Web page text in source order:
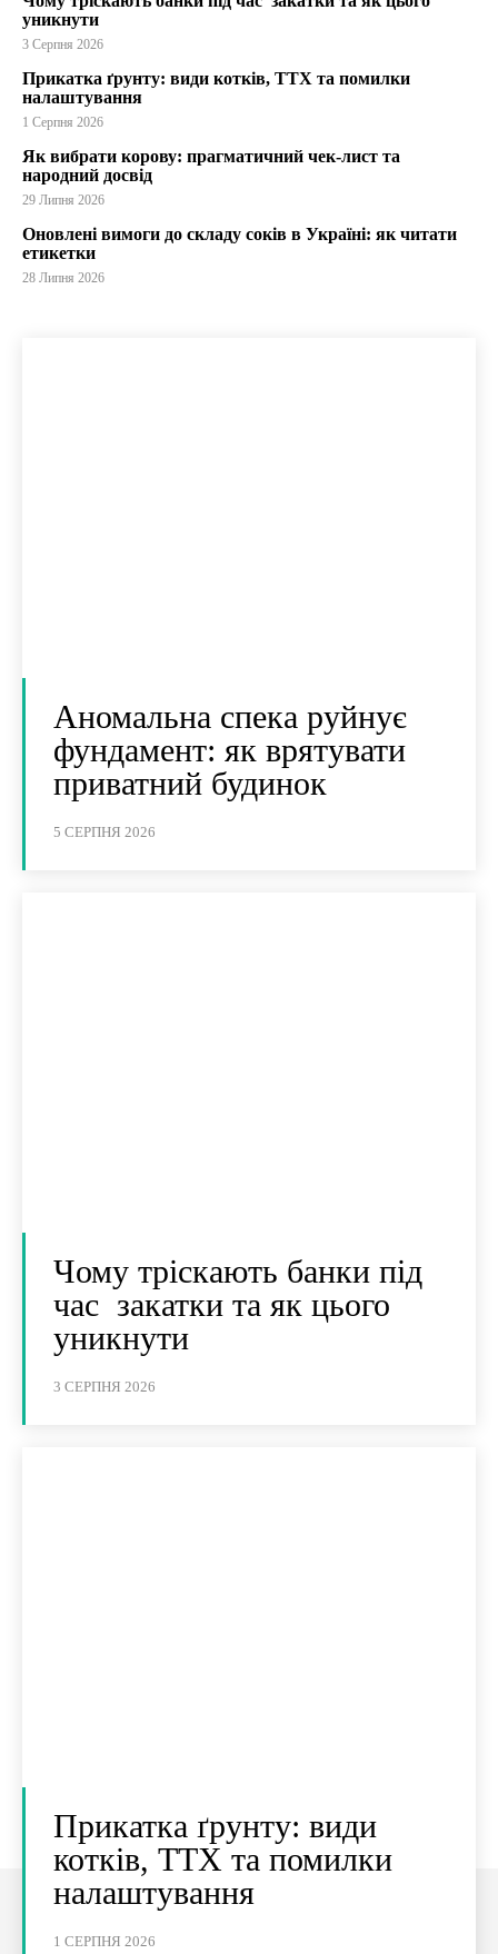
уникнути
3 Серпня 2026
Прикатка ґрунту: види котків, ТТХ та помилки
налаштування
1 Серпня 2026
Як вибрати корову: прагматичний чек-лист та
народний досвід
29 Липня 2026
Оновлені вимоги до складу соків в Україні: як читати
етикетки
28 Липня 2026
Аномальна спека руйнує
фундамент: як врятувати
приватний будинок
5 СЕРПНЯ 2026
Чому тріскають банки під
час закатки та як цього
уникнути
3 СЕРПНЯ 2026
Прикатка ґрунту: види
котків, ТТХ та помилки
налаштування
1 СЕРПНЯ 2026